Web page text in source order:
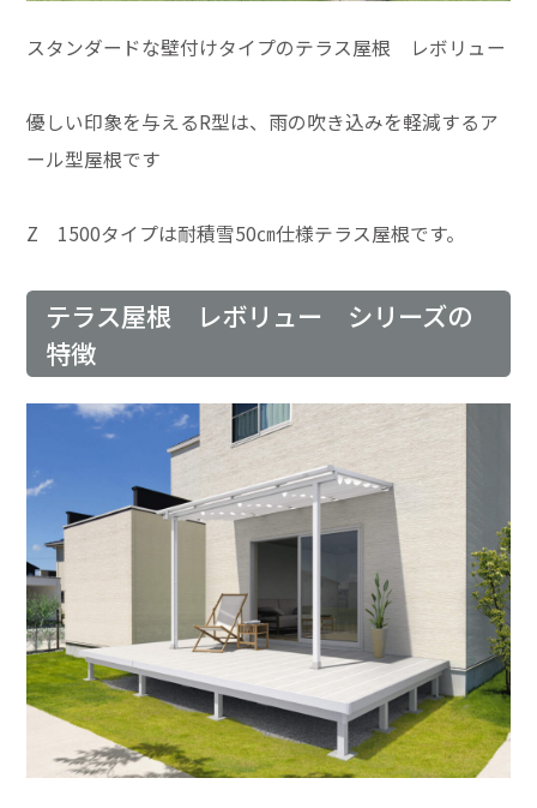
スタンダードな壁付けタイプのテラス屋根 レボリュー
優しい印象を与えるR型は、雨の吹き込みを軽減するア
ール型屋根です
Z 1500タイプは耐積雪50㎝仕様テラス屋根です。
テラス屋根 レボリュー シリーズの
特徴